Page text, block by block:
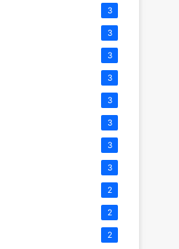
3
3
3
3
3
3
3
3
2
2
2